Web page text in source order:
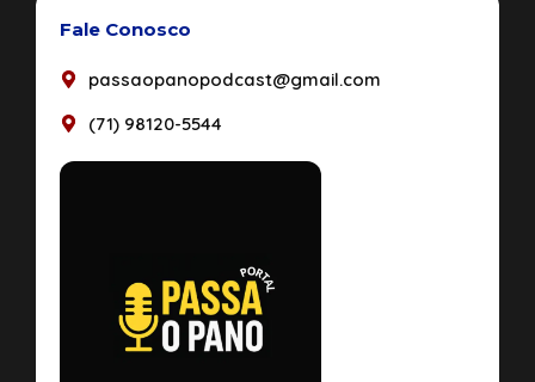
Fale Conosco
passaopanopodcast@gmail.com
(71) 98120-5544